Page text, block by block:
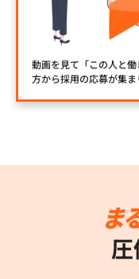
動画を見て「この人と
方から採用の応募が集ま